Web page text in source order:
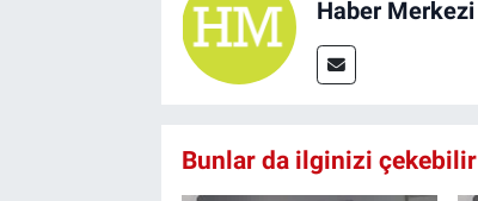
Haber Merkezi
Bunlar da ilginizi çekebilir